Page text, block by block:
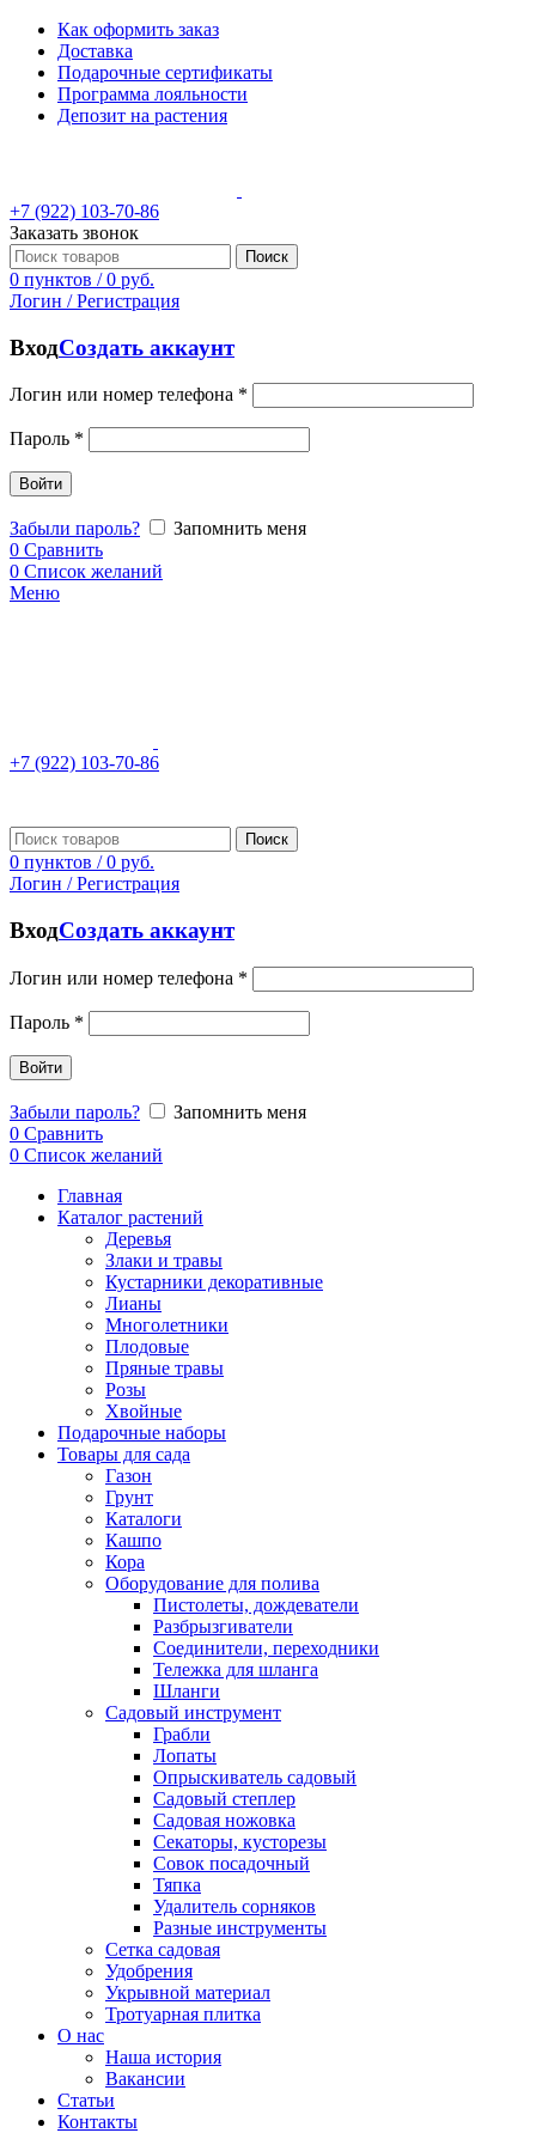
Как оформить заказ
Доставка
Подарочные сертификаты
Программа лояльности
Депозит на растения
+7 (922) 103-70-86
Заказать звонок
Поиск
0 пунктов / 0 руб.
Логин / Регистрация
ВходСоздать аккаунт
Логин или номер телефона *
Пароль *
Войти
Забыли пароль?
Запомнить меня
0 Сравнить
0 Список желаний
Меню
+7 (922) 103-70-86
Поиск
0 пунктов / 0 руб.
Логин / Регистрация
ВходСоздать аккаунт
Логин или номер телефона *
Пароль *
Войти
Забыли пароль?
Запомнить меня
0 Сравнить
0 Список желаний
Главная
Каталог растений
Деревья
Злаки и травы
Кустарники декоративные
Лианы
Многолетники
Плодовые
Пряные травы
Розы
Хвойные
Подарочные наборы
Товары для сада
Газон
Грунт
Каталоги
Кашпо
Кора
Оборудование для полива
Пистолеты, дождеватели
Разбрызгиватели
Соединители, переходники
Тележка для шланга
Шланги
Садовый инструмент
Грабли
Лопаты
Опрыскиватель садовый
Садовый степлер
Садовая ножовка
Секаторы, кусторезы
Совок посадочный
Тяпка
Удалитель сорняков
Разные инструменты
Сетка садовая
Удобрения
Укрывной материал
Тротуарная плитка
О нас
Наша история
Вакансии
Статьи
Контакты